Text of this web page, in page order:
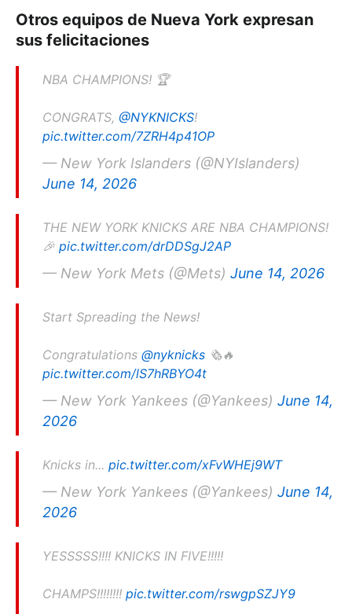
Otros equipos de Nueva York expresan
sus felicitaciones
NBA CHAMPIONS! 🏆
CONGRATS, @NYKNICKS!
pic.twitter.com/7ZRH4p41OP
— New York Islanders (@NYIslanders)
June 14, 2026
THE NEW YORK KNICKS ARE NBA CHAMPIONS!
🎉 pic.twitter.com/drDDSgJ2AP
— New York Mets (@Mets) June 14, 2026
Start Spreading the News!
Congratulations @nyknicks 🗞️🔥
pic.twitter.com/lS7hRBYO4t
— New York Yankees (@Yankees) June 14,
2026
Knicks in... pic.twitter.com/xFvWHEj9WT
— New York Yankees (@Yankees) June 14,
2026
YESSSSS!!!! KNICKS IN FIVE!!!!!
CHAMPS!!!!!!!! pic.twitter.com/rswgpSZJY9